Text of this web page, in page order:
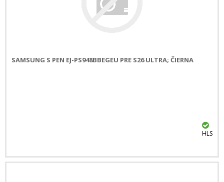
SAMSUNG S PEN EJ-PS948BBEGEU PRE S26 ULTRA; ČIERNA
HLS